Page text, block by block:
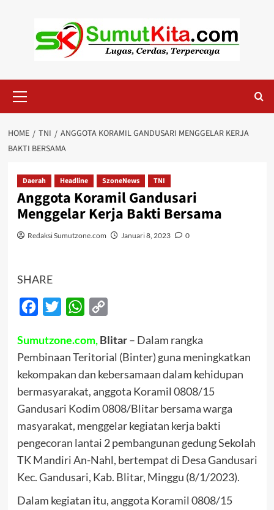
Menu
HOME TNI
ANGGOTA KORAMIL GANDUSARI MENGGELAR KERJA
BAKTI BERSAMA
Daerah Headline SzoneNews TNI
Anggota Koramil Gandusari
Menggelar Kerja Bakti Bersama
Redaksi Sumutzone.com Januari 8, 2023 0
SHARE
Facebook
Twitter WhatsApp
Sumutzone.com,Blitar– Dalam rangka
Pembinaan Teritorial (Binter) guna meningkatkan
kekompakan dan kebersamaan dalam kehidupan
bermasyarakat, anggota Koramil 0808/15
Gandusari Kodim 0808/Blitar bersama warga
masyarakat, menggelar kegiatan kerja bakti
pengecoran lantai 2 pembangunan gedung Sekolah
TK Mandiri An-Nahl, bertempat di Desa Gandusari
Kec. Gandusari, Kab. Blitar, Minggu (8/1/2023).
Dalam kegiatan itu, anggota Koramil 0808/15